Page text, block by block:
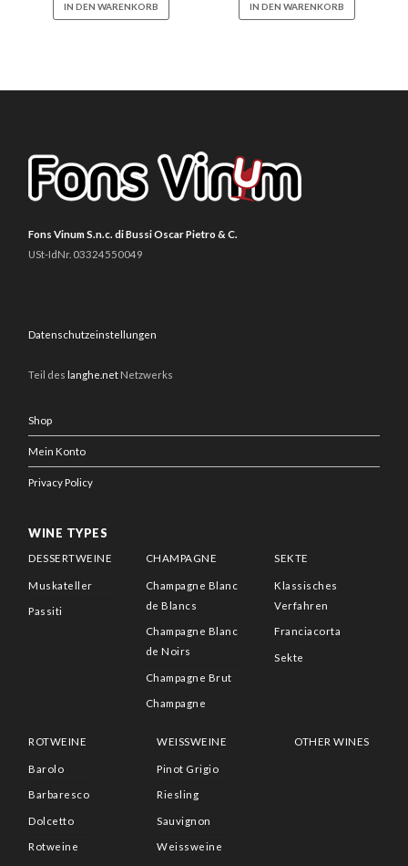
IN DEN WARENKORB IN DEN WARENKORB
Fons Vinum S.n.c. di Bussi Oscar Pietro & C.
USt-IdNr. 03324550049
Datenschutzeinstellungen
Teil des langhe.net Netzwerks
Shop
Mein Konto
Privacy Policy
WINE TYPES
DESSERTWEINE
Muskateller
Passiti
CHAMPAGNE
Champagne Blanc
de Blancs
Champagne Blanc
de Noirs
Champagne Brut
Champagne
SEKTE
Klassisches
Verfahren
Franciacorta
Sekte
ROTWEINE
Barolo
Barbaresco
Dolcetto
Rotweine
WEISSWEINE
Pinot Grigio
Riesling
Sauvignon
Weissweine
OTHER WINES